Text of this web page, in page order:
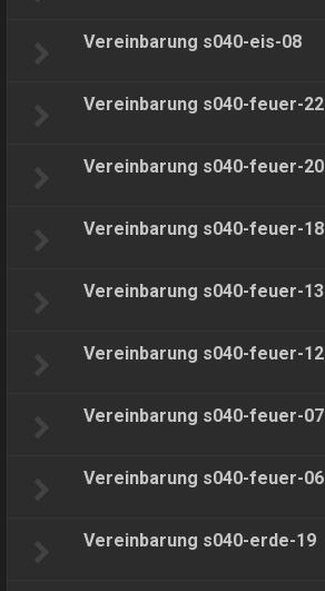
Vereinbarung s040-eis-08
Vereinbarung s040-feuer-22
Vereinbarung s040-feuer-20
Vereinbarung s040-feuer-18
Vereinbarung s040-feuer-13
Vereinbarung s040-feuer-12
Vereinbarung s040-feuer-07
Vereinbarung s040-feuer-06
Vereinbarung s040-erde-19